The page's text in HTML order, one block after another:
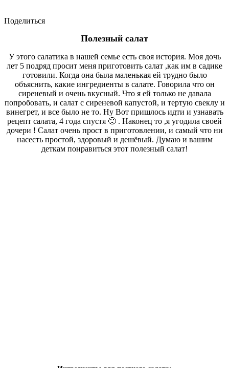
Поделиться
Полезный салат
У этого салатика в нашей семье есть своя история. Моя дочь
лет 5 подряд просит меня приготовить салат ,как им в садике
готовили. Когда она была маленькая ей трудно было
объяснить, какие ингредиенты в салате. Говорила что он
сиреневый и очень вкусный. Что я ей только не давала
попробовать, и салат с сиреневой капустой, и тертую свеклу и
винегрет, и все было не то. Ну Вот пришлось идти и узнавать
рецепт салата, 4 года спустя 🙂 . Наконец то ,я угодила своей
дочери ! Салат очень прост в приготовлении, и самый что ни
насесть простой, здоровый и дешёвый. Думаю и вашим
деткам понравиться этот полезный салат!